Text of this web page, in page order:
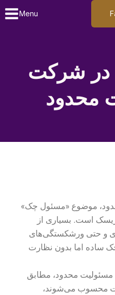
Menu
شرکت
محدود
موضوع «مسئول چک»
است. بسیاری از
و حتی ورشکستگی‌های
ساده اما بدون نظارت
مسئولیت محدود، مطابق
محسوب می‌شوند،